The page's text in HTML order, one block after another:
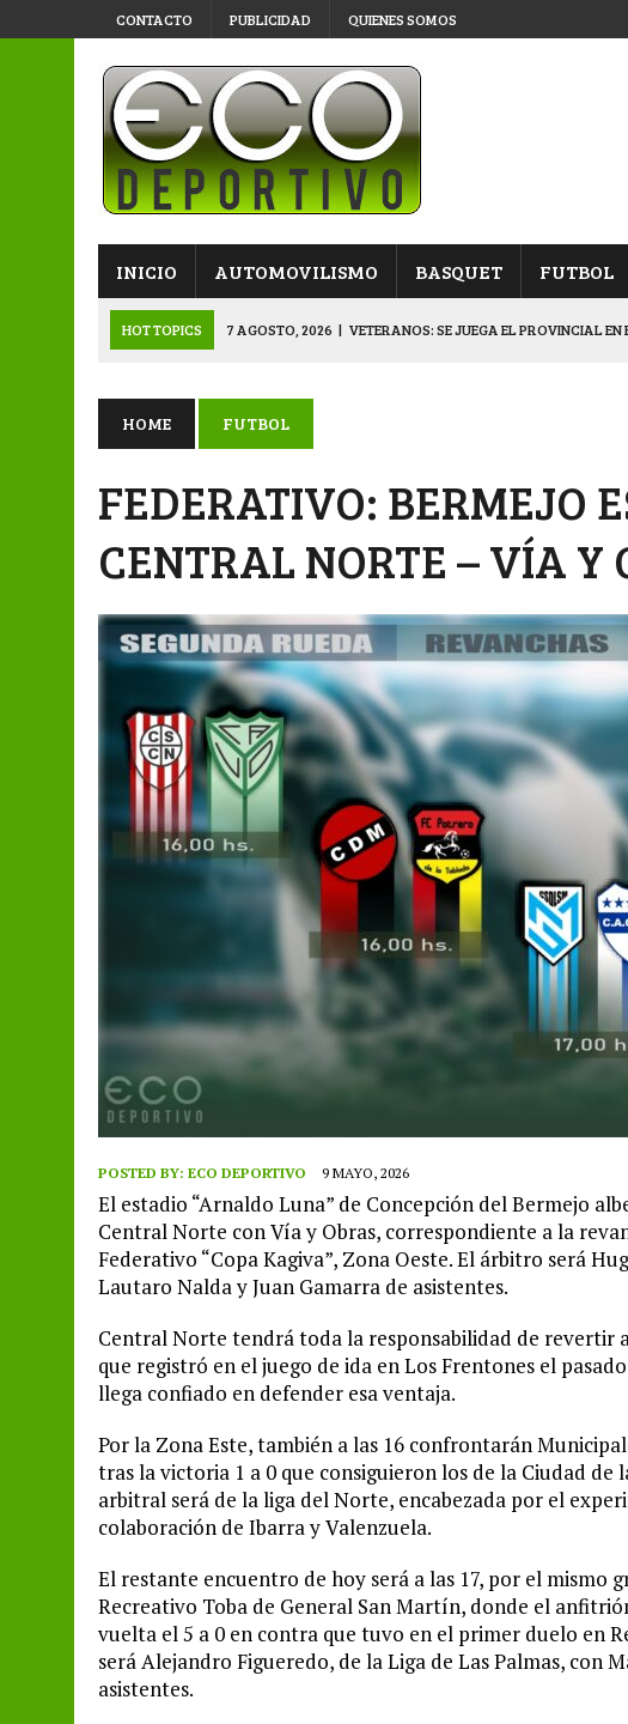
CONTACTO PUBLICIDAD QUIENES SOMOS
INICIO AUTOMOVILISMO BASQUET FUTBOL
HOT TOPICS 7 AGOSTO, 2026 | VETERANOS: SE JUEGA EL PROVINCIAL
6 AGOSTO, 2026 | SUB 20: TRIUNFO Y CLASIFICACIÓN DE LOS “ALBICELESTES”
8 AGOSTO, 2026 PRIMERA B: EL “GALLITO” Y EL “DECANO”, DUELO
HOME FUTBOL
FEDERATIVO: BERMEJO
CENTRAL NORTE – VÍA Y
POSTED BY: ECO DEPORTIVO 9 MAYO, 2026
El estadio “Arnaldo Luna” de Concepción del Bermejo
Central Norte con Vía y Obras, correspondiente a la
Federativo “Copa Kagiva”, Zona Oeste. El árbitro será
Lautaro Nalda y Juan Gamarra de asistentes.
Central Norte tendrá toda la responsabilidad de revertir
que registró en el juego de ida en Los Frentones el
llega confiado en defender esa ventaja.
Por la Zona Este, también a las 16 confrontarán
tras la victoria 1 a 0 que consiguieron los de la Ciudad
arbitral será de la liga del Norte, encabezada por el
colaboración de Ibarra y Valenzuela.
El restante encuentro de hoy será a las 17, por el mismo
Recreativo Toba de General San Martín, donde el
vuelta el 5 a 0 en contra que tuvo en el primer duelo en
será Alejandro Figueredo, de la Liga de Las Palmas, con
asistentes.